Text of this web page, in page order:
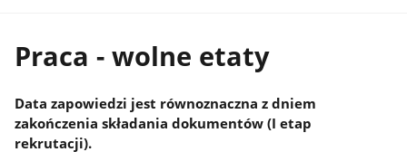
Praca - wolne etaty
Data zapowiedzi jest równoznaczna z dniem
zakończenia składania dokumentów (I etap
rekrutacji).